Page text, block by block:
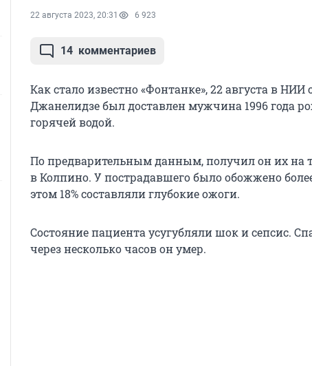
22 августа 2023, 20:31 6 923
14 комментариев
Как стало известно «Фонтанке», 22 августа в
Джанелидзе был доставлен мужчина 1996 года
горячей водой.
По предварительным данным, получил он их на
в Колпино. У пострадавшего было обожжено
этом 18% составляли глубокие ожоги.
Состояние пациента усугубляли шок и сепсис.
через несколько часов он умер.